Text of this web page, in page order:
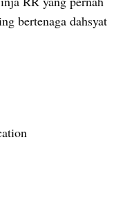
bertenaga dahsyat